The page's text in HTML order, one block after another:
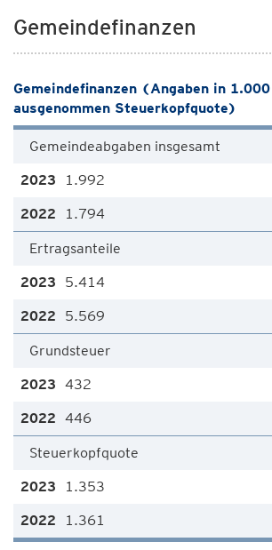
Gemeindefinanzen
Gemeindefinanzen (Angaben in
ausgenommen Steuerkopfquote)
Gemeindeabgaben insgesamt
1.992
1.794
Ertragsanteile
5.414
5.569
Grundsteuer
432
446
Steuerkopfquote
1.353
1.361